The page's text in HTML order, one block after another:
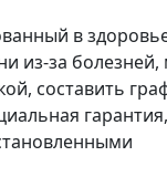
в
из-за
составить
гарантия,